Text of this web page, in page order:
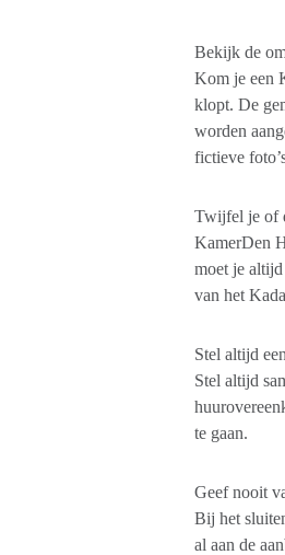
Bekijk de
Kom je een
klopt. De
worden
fictieve
Twijfel je of
KamerDen
moet je
van het
Stel altijd
Stel altijd
te gaan.
Geef nooit
Bij het
al aan de